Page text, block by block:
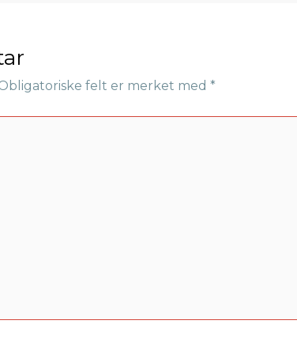
felt er merket med *